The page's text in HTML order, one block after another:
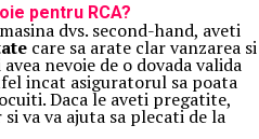
pentru RCA?
dvs. second-hand, aveti
care sa arate clar vanzarea si
nevoie de o dovada valida
incat asiguratorul sa poata
Daca le aveti pregatite,
va va ajuta sa plecati de la